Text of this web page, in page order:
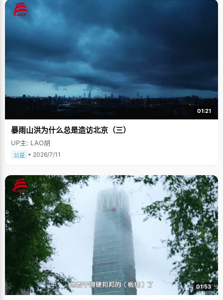
01:21
暴雨山洪为什么总是造访北京（三）
UP主: LAO胡
公益 • 2026/7/11
01:53